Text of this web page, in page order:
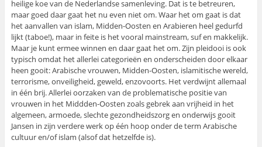
heilige koe van de Nederlandse samenleving. Dat is te betreuren,
maar goed daar gaat het nu even niet om. Waar het om gaat is dat
het aanvallen van islam, Midden-Oosten en Arabieren heel gedurfd
lijkt (taboe!), maar in feite is het vooral mainstream, suf en makkelijk.
Maar je kunt ermee winnen en daar gaat het om. Zijn pleidooi is ook
typisch omdat het allerlei categorieën en onderscheiden door elkaar
heen gooit: Arabische vrouwen, Midden-Oosten, islamitische wereld,
terrorisme, onveiligheid, geweld, enzovoorts. Het verdwijnt allemaal
in één brij. Allerlei oorzaken van de problematische positie van
vrouwen in het Middden-Oosten zoals gebrek aan vrijheid in het
algemeen, armoede, slechte gezondheidszorg en onderwijs gooit
Jansen in zijn verdere werk op één hoop onder de term Arabische
cultuur en/of islam (alsof dat hetzelfde is).